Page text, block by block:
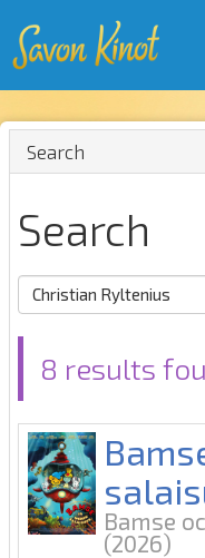
Search
Search
8 results
Bamse
(2026)